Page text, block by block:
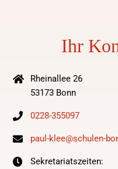
Ihr
Rheinallee 26
53173 Bonn
0228-355097
paul-klee@schulen-
Sekretariatszeiten: